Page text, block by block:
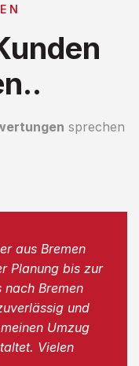
sprechen
aus Bremen
Planung bis zur
nach Bremen
und
Umzug
Vielen